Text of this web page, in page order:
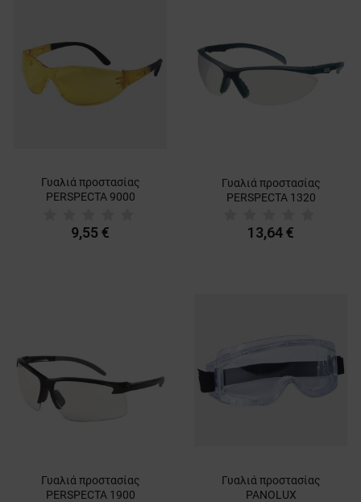
Γυαλιά προστασίας
PERSPECTA 9000
9,55 €
Γυαλιά προστασίας
PERSPECTA 1320
13,64 €
Γυαλιά προστασίας
PERSPECTA 1900
Γυαλιά προστασίας
PANOLUX